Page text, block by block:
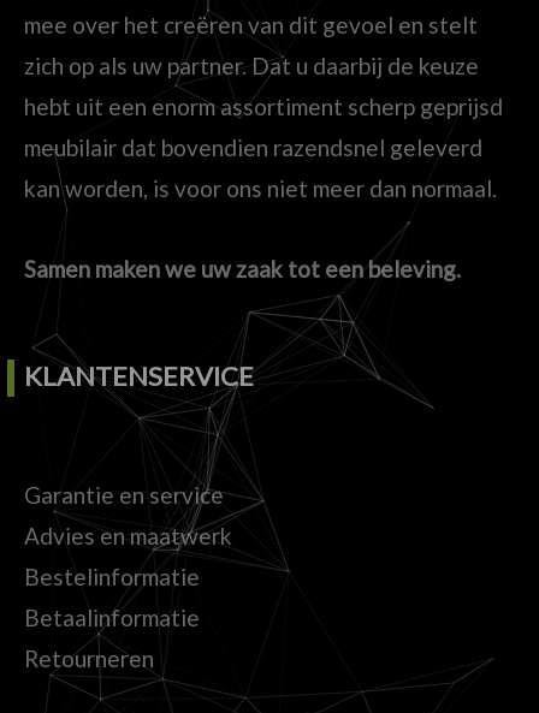
mee over het creëren van dit gevoel en stelt
zich op als uw partner. Dat u daarbij de keuze
hebt uit een enorm assortiment scherp geprijsd
meubilair dat bovendien razendsnel geleverd
kan worden, is voor ons niet meer dan normaal.
Samen maken we uw zaak tot een beleving.
KLANTENSERVICE
Garantie en service
Advies en maatwerk
Bestelinformatie
Betaalinformatie
Retourneren